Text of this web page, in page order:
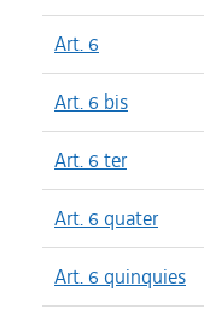
Art. 6
Art. 6 bis
Art. 6 ter
Art. 6 quater
Art. 6 quinquies